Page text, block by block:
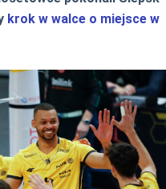
krok w walce o miejsce w